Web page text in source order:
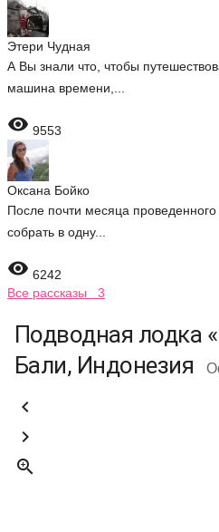
Этери Чудная
А Вы знали что, чтобы
машина времени,...
 9553
Оксана Бойко
После почти месяца
собрать в одну...
 6242
Все рассказы 3
Подводная лодка
Бали, Индонезия


